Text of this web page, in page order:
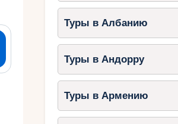
Туры в Албанию
Туры в Андорру
Туры в Армению